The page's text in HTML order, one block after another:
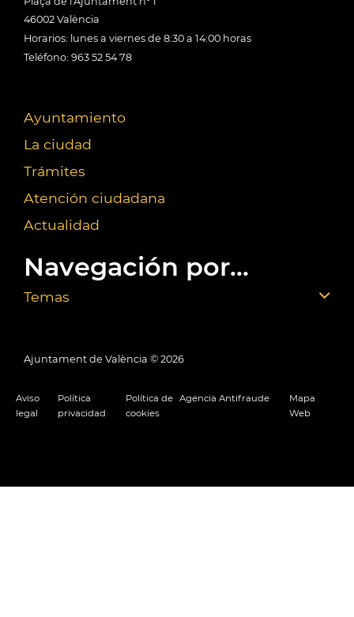
46002 València
Horarios: lunes a viernes de 8:30 a 14:00 horas
Teléfono: 963 52 54 78
Ayuntamiento
La ciudad
Trámites
Atención ciudadana
Actualidad
Navegación por...
Temas
Ajuntament de València © 2026
Aviso
legal
Política
privacidad
Política de
cookies
Agencia Antifraude
Mapa
Web